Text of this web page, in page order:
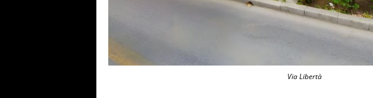
Via Libertà